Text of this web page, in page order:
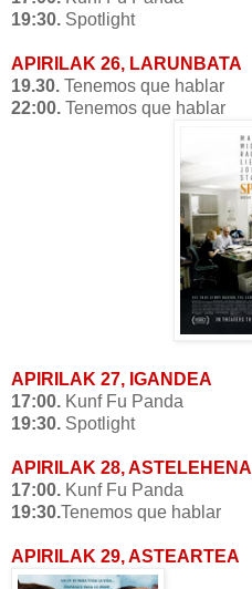
19:30. Spotlight
APIRILAK 26, LARUNBATA
19.30. Tenemos que hablar
22:00. Tenemos que hablar
APIRILAK 27, IGANDEA
17:00. Kunf Fu Panda
19:30. Spotlight
APIRILAK 28, ASTELEHENA
17:00. Kunf Fu Panda
19:30.Tenemos que hablar
APIRILAK 29, ASTEARTEA